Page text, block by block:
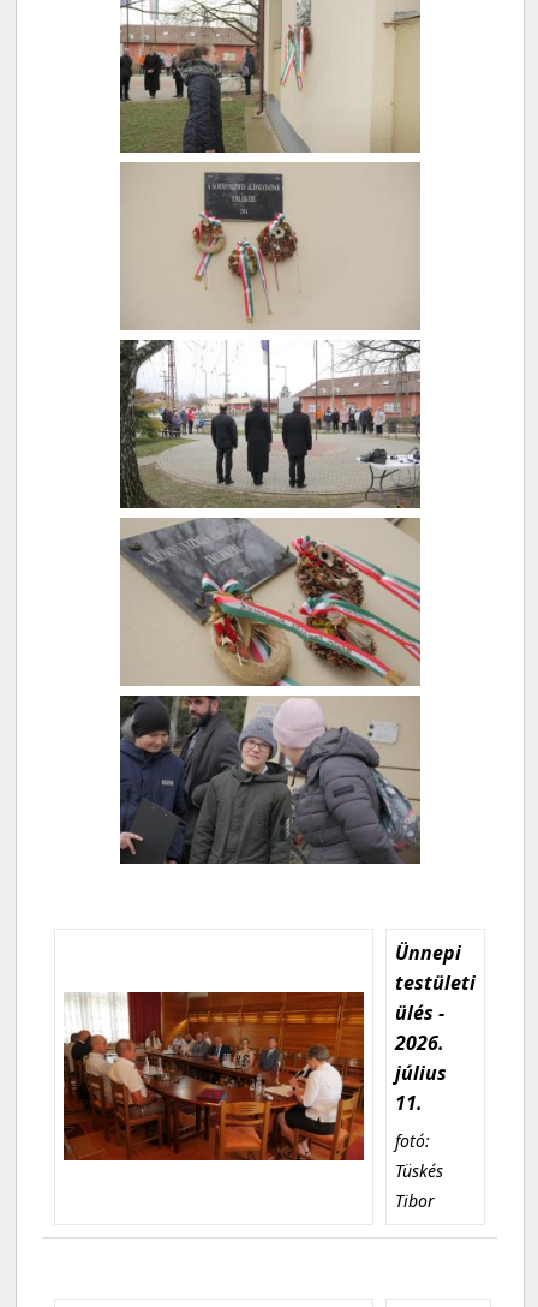
Ünnepi
testületi
ülés -
2026.
július
11.
fotó:
Tüskés
Tibor